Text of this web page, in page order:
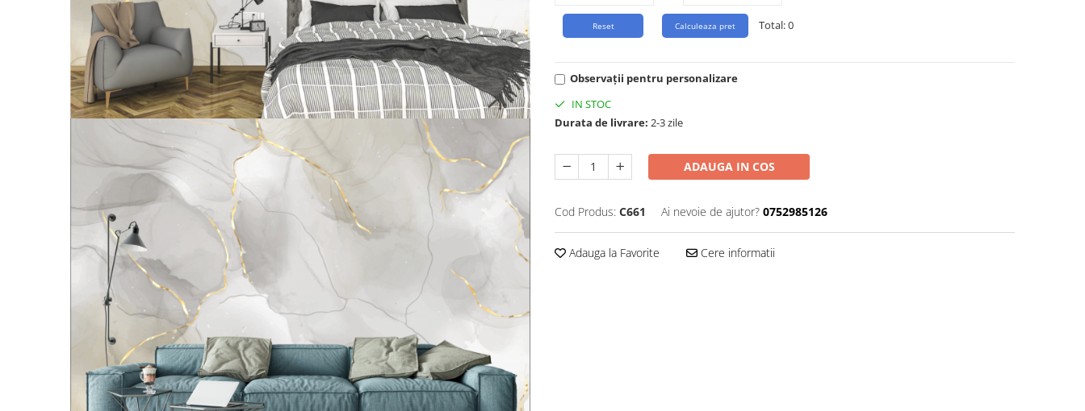
Total:0
Observații pentru personalizare
IN STOC
Durata de livrare: 2-3 zile
ADAUGA IN COS
Cod Produs: C661 Ai nevoie de ajutor? 0752985126
Adauga la Favorite Cere informatii